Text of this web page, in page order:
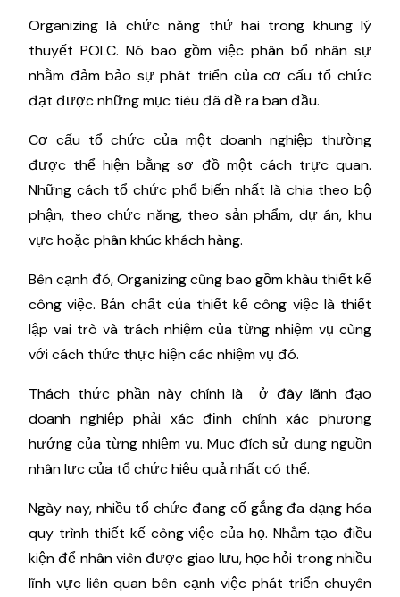
Organizing là chức năng thứ hai trong khung lý
thuyết POLC. Nó bao gồm việc phân bổ nhân sự
nhằm đảm bảo sự phát triển của cơ cấu tổ chức
đạt được những mục tiêu đã đề ra ban đầu.
Cơ cấu tổ chức của một doanh nghiệp thường
được thể hiện bằng sơ đồ một cách trực quan.
Những cách tổ chức phổ biến nhất là chia theo bộ
phận, theo chức năng, theo sản phẩm, dự án, khu
vực hoặc phân khúc khách hàng.
Bên cạnh đó, Organizing cũng bao gồm khâu thiết kế
công việc. Bản chất của thiết kế công việc là thiết
lập vai trò và trách nhiệm của từng nhiệm vụ cùng
với cách thức thực hiện các nhiệm vụ đó.
Thách thức phần này chính là ở đây lãnh đạo
doanh nghiệp phải xác định chính xác phương
hướng của từng nhiệm vụ. Mục đích sử dụng nguồn
nhân lực của tổ chức hiệu quả nhất có thể.
Ngày nay, nhiều tổ chức đang cố gắng đa dạng hóa
quy trình thiết kế công việc của họ. Nhằm tạo điều
kiện để nhân viên được giao lưu, học hỏi trong nhiều
lĩnh vực liên quan bên cạnh việc phát triển chuyên